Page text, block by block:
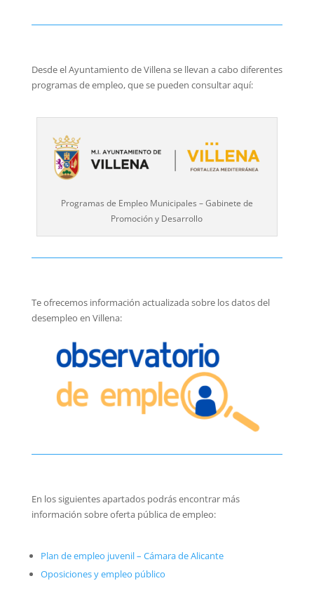
Desde el Ayuntamiento de Villena se llevan a cabo diferentes
programas de empleo, que se pueden consultar aquí:
Programas de Empleo Municipales – Gabinete de
Promoción y Desarrollo
Te ofrecemos información actualizada sobre los datos del
desempleo en Villena:
En los siguientes apartados podrás encontrar más
información sobre oferta pública de empleo:
Plan de empleo juvenil – Cámara de Alicante
Oposiciones y empleo público